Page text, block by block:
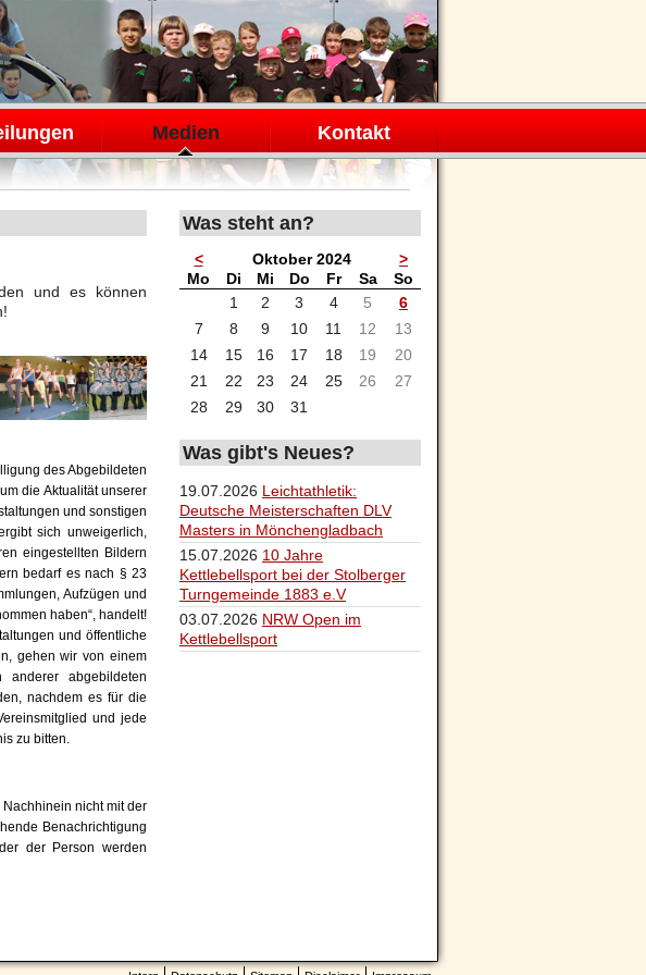
Medien Kontakt
und es können
des Abgebildeten
die Aktualität unserer
und sonstigen
sich unweigerlich,
eingestellten Bildern
bedarf es nach § 23
Aufzügen und
haben“, handelt!
und öffentliche
gehen wir von einem
anderer abgebildeten
nachdem es für die
und jede
zu bitten.
nicht mit der
Benachrichtigung
der Person werden
Was steht an?
< Oktober 2024
>
Mo ntag
Dienstag
Mittwoch
Donnerstag
Freitag
Samstag
So
1
2 3 4 5
6
7
8 9 10 11 12
13
14
15 16 17 18 19
20
21
22 23 24 25 26
27
28
29 30 31
Was gibt's Neues?
19.07.2026 Leichtathletik:
Deutsche Meisterschaften DLV
Masters in Mönchengladbach
15.07.2026 10 Jahre
Kettlebellsport bei der Stolberger
Turngemeinde 1883 e.V
03.07.2026 NRW Open im
Kettlebellsport